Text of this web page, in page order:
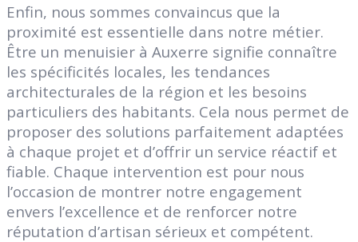
Enfin, nous sommes convaincus que la
proximité est essentielle dans notre métier.
Être un menuisier à Auxerre signifie connaître
les spécificités locales, les tendances
architecturales de la région et les besoins
particuliers des habitants. Cela nous permet de
proposer des solutions parfaitement adaptées
à chaque projet et d’offrir un service réactif et
fiable. Chaque intervention est pour nous
l’occasion de montrer notre engagement
envers l’excellence et de renforcer notre
réputation d’artisan sérieux et compétent.